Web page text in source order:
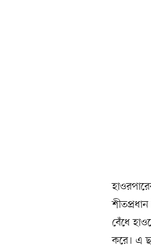
বেঁধে
করে। এ